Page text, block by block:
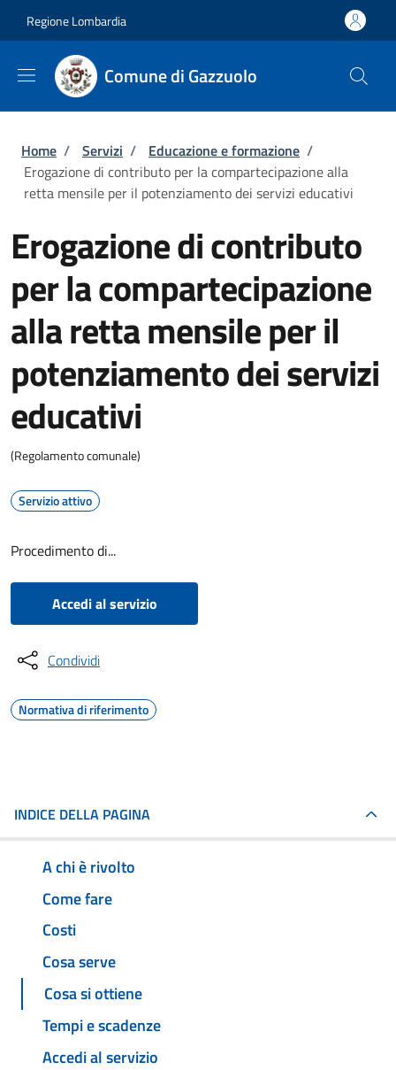
Regione Lombardia
Comune di Gazzuolo
Briciole di pane
Home / Servizi / Educazione e formazione /
Erogazione di contributo per la compartecipazione alla
retta mensile per il potenziamento dei servizi educativi
Erogazione di contributo
per la compartecipazione
alla retta mensile per il
potenziamento dei servizi
educativi
(Regolamento comunale)
Servizio attivo
Procedimento di...
Accedi al servizio
Condividi
Normativa di riferimento
INDICE DELLA PAGINA
A chi è rivolto
Come fare
Costi
Cosa serve
Cosa si ottiene
Tempi e scadenze
Accedi al servizio